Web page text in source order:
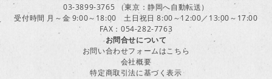
03-3899-3765 （東京：静岡へ自動転送）
受付時間 月～金 9:00～18:00 土日祝日 8:00～12:00／13:00～17:00
FAX：054-282-7763
お問合せについて
お問い合わせフォームはこちら
会社概要
特定商取引法に基づく表示